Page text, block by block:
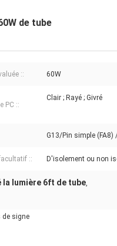
de tube
:: 60W
PC ::
Clair ; Rayé ; Givré
G13/Pin simple (FA8)
:: D'isolement ou non
la lumière 6ft de tube,
de signe